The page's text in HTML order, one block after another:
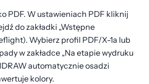
PDF. W ustawieniach PDF kliknij
do zakładki „Wstępne
Wybierz profil PDF/X-1a lub
w zakładce „Na etapie wydruku
automatycznie osadzi
kolory.